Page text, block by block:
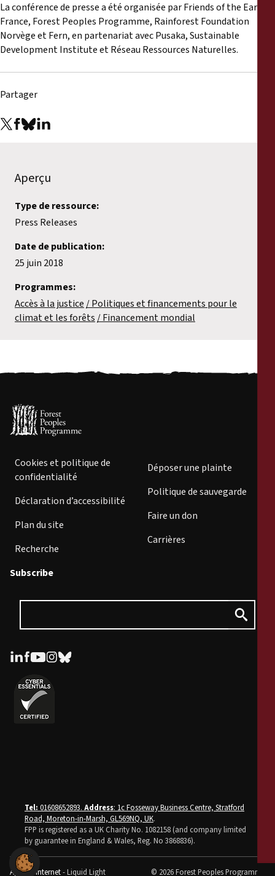
La conférence de presse a été organisée par Friends of the Earth
France, Forest Peoples Programme, Rainforest Foundation
Norvège et Fern, en partenariat avec Pusaka, Sustainable
Development Institute et Réseau Ressources Naturelles.
Partager
Aperçu
Type de ressource:
Press Releases
Date de publication:
25 juin 2018
Programmes:
Accès à la justice
Politiques et financements pour le
climat et les forêts
Financement mondial
Cookies et politique de
confidentialité
Déclaration d’accessibilité
Plan du site
Recherche
Déposer une plainte
Politique de sauvegarde
Faire un don
Carrières
Subscribe
Tel: 01608652893. Address: 1c Fosseway Business Centre, Stratford
Road, Moreton-in-Marsh, GL569NQ, UK.
FPP is registered as a UK Charity No. 1082158 (and company limited
by guarantee in England & Wales, Reg. No 3868836).
Agence internet- Liquid Light © 2026 Forest Peoples Programme